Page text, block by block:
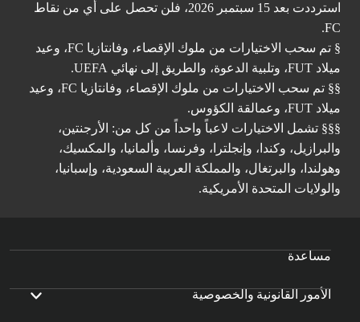
استرددت بعد 15 سبتمبر 2026، فلن تحصل على أي من نقاط
FC.
§ تم سحب الاختيارات من ملوك الإقصاء، وفانتازيا FC، وعيد
ميلاد FUT، وتلبية الدعوة، والطريق إلى نهائي UEFA.
§§ تم سحب الاختيارات من ملوك الإقصاء، وفانتازيا FC، وعيد
ميلاد FUT، وعمالقة الكؤوس.
§§§ تشمل الاختيارات لاعباً واحداً من كل من: الأرجنتين،
والبرازيل، وكندا، وإنجلترا، وفرنسا، وألمانيا، والمكسيك،
وهولندا، والبرتغال، والمملكة العربية السعودية، وإسبانيا،
والولايات المتحدة الأمريكية.
مساعدة
الأمور القانونية والخصوصية